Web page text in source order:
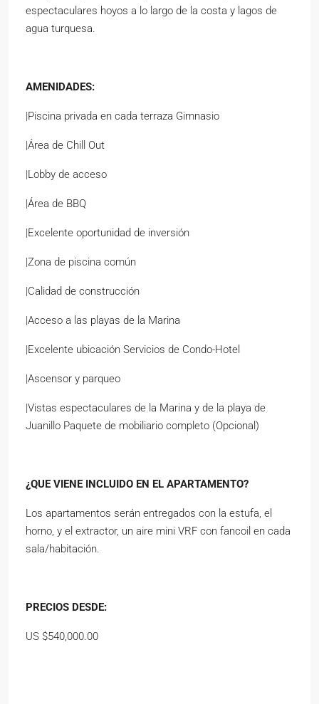
espectaculares hoyos a lo largo de la costa y lagos de
agua turquesa.
AMENIDADES:
|Piscina privada en cada terraza Gimnasio
|Área de Chill Out
|Lobby de acceso
|Área de BBQ
|Excelente oportunidad de inversión
|Zona de piscina común
|Calidad de construcción
|Acceso a las playas de la Marina
|Excelente ubicación Servicios de Condo-Hotel
|Ascensor y parqueo
|Vistas espectaculares de la Marina y de la playa de
Juanillo Paquete de mobiliario completo (Opcional)
¿QUE VIENE INCLUIDO EN EL APARTAMENTO?
Los apartamentos serán entregados con la estufa, el
horno, y el extractor, un aire mini VRF con fancoil en cada
sala/habitación.
PRECIOS DESDE:
US $540,000.00